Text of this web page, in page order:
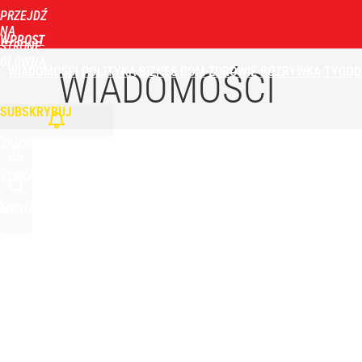
PRZEJDŹ
NA
STRONĘ
WPROST
WIADOMOŚCI POLITYKA BIZNES DOM ZDROWIE ROZRYWKA
SUBSKRYBUJ
Tym będzie można się objadać w Pałacu
2
WIADOMOŚCI